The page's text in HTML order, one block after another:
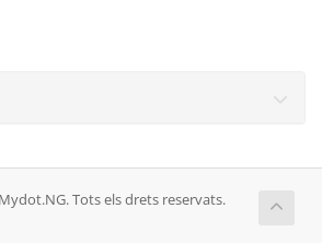
Tots els drets reservats.